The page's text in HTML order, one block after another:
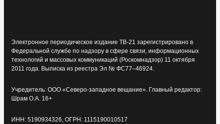
Электронное периодическое издание ТВ-21 зарегистрировано в
Федеральной службе по надзору в сфере связи, информационных
технологий и массовых коммуникаций (Роскомнадзор) 11 октября
2011 года. Выписка из реестра Эл № ФС77–46924.
Учредитель: ООО «Северо-западное вещание». Главный редактор:
Шрам О.А. 16+
ИНН: 5190934326, ОГРН: 1115190010517